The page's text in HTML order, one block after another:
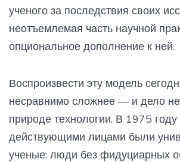
ученого за последствия своих
неотъемлемая часть научной
опциональное дополнение к ней.
Воспроизвести эту модель
несравнимо сложнее — и дело не
природе технологии. В 1975
действующими лицами были
ученые: люди без фидуциарных